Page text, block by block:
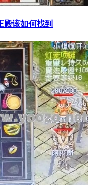
殿该如何找到